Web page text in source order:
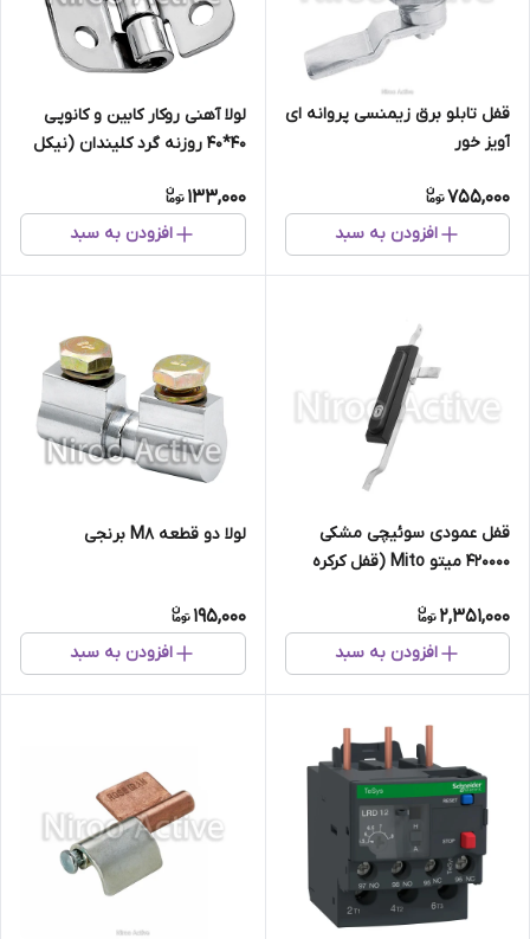
قفل تابلو برق زیمنسی پروانه ای
آویز خور
755,000
افزودن به سبد
لولا آهنی روکار کابین و کانوپی
۴۰*۴۰ روزنه گرد کلیندان (نیکل
133,000
افزودن به سبد
قفل عمودی سوئیچی مشکی
420000 میتو Mito (قفل کرکره
2,351,000
افزودن به سبد
لولا دو قطعه M۸ برنجی
195,000
افزودن به سبد